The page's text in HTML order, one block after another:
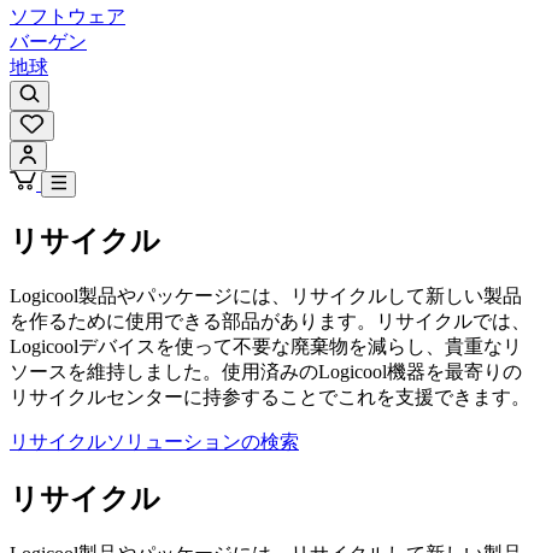
ソフトウェア
バーゲン
地球
リサイクル
Logicool製品やパッケージには、リサイクルして新しい製品
を作るために使用できる部品があります。リサイクルでは、
Logicoolデバイスを使って不要な廃棄物を減らし、貴重なリ
ソースを維持しました。使用済みのLogicool機器を最寄りの
リサイクルセンターに持参することでこれを支援できます。
リサイクルソリューションの検索
リサイクル